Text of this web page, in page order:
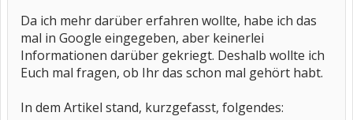
Da ich mehr darüber erfahren wollte, habe ich das
mal in Google eingegeben, aber keinerlei
Informationen darüber gekriegt. Deshalb wollte ich
Euch mal fragen, ob Ihr das schon mal gehört habt.
In dem Artikel stand, kurzgefasst, folgendes: